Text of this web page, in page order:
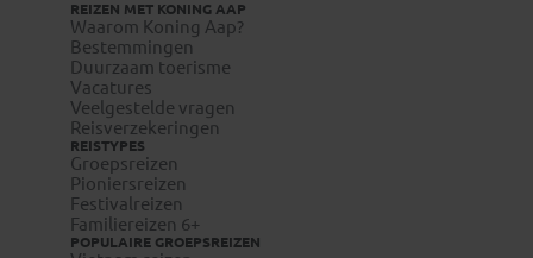
REIZEN MET KONING AAP
Waarom Koning Aap?
Bestemmingen
Duurzaam toerisme
Vacatures
Veelgestelde vragen
Reisverzekeringen
REISTYPES
Groepsreizen
Pioniersreizen
Festivalreizen
Familiereizen 6+
POPULAIRE GROEPSREIZEN